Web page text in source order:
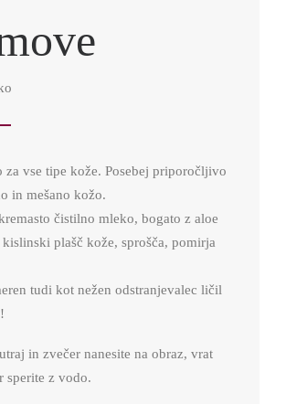
vse tipe kože. Posebej priporočljivo
in mešano kožo.
čistilno mleko, bogato z aloe
plašč kože, sprošča, pomirja
tudi kot nežen odstranjevalec ličil
in zvečer nanesite na obraz, vrat
sperite z vodo.